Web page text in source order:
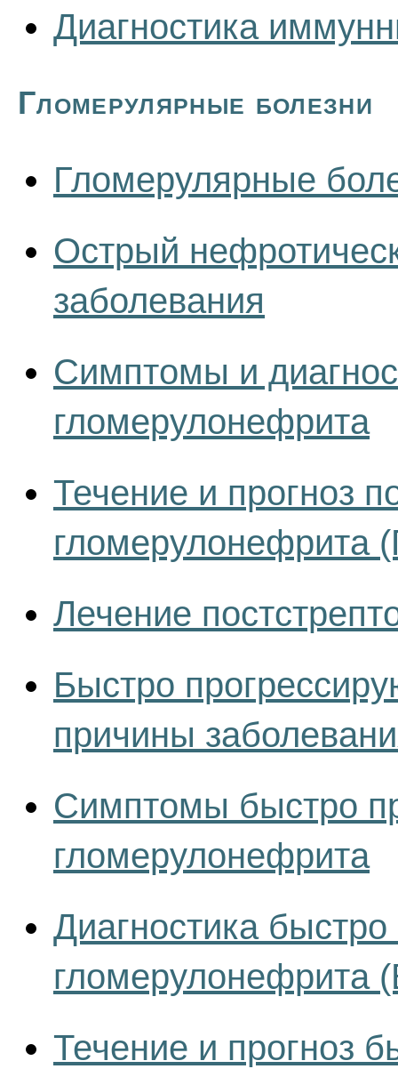
Диагностика
Гломерулярные болезни
Гломерулярные
Острый
заболевания
Симптомы и
гломерулонефрита
Течение и прогноз
гломерулонефрита
Лечение
Быстро
причины
Симптомы быстро
гломерулонефрита
Диагностика
гломерулонефрита
Течение и прогноз